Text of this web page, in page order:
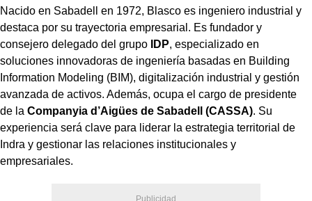
Nacido en Sabadell en 1972, Blasco es ingeniero industrial y
destaca por su trayectoria empresarial. Es fundador y
consejero delegado del grupo
IDP, especializado en
soluciones innovadoras de ingeniería basadas en Building
Information Modeling (BIM), digitalización industrial y gestión
avanzada de activos. Además, ocupa el cargo de presidente
de la Companyia d’Aigües de Sabadell (CASSA). Su
experiencia será clave para liderar la estrategia territorial de
Indra y gestionar las relaciones institucionales y
empresariales.